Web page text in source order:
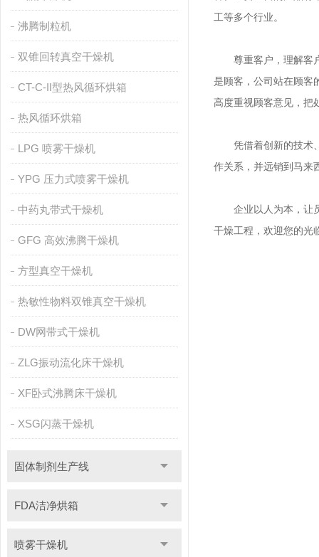
沸腾制粒机
双锥回转真空干燥机
CT-C-II型热风循环烘箱
热风循环烘箱
LPG 喷雾干燥机
YPG 压力式喷雾干燥机
中药丸带式干燥机
GFG 高效沸腾干燥机
方型真空干燥机
热敏性物料双锥真空干燥机
DW网带式干燥机
ZLG振动流化床干燥机
XF卧式沸腾床干燥机
XSG闪蒸干燥机
固体制剂生产线
FDA洁净烘箱
喷雾干燥机
工等多个行业。
尊重客户，理解客户
是顾客，公司站在顾客
高度重视顾客意见，把
凭借着创新的技术、
作关系，并远销到马来
企业以人为本，让员
干燥工程，欢迎您的光